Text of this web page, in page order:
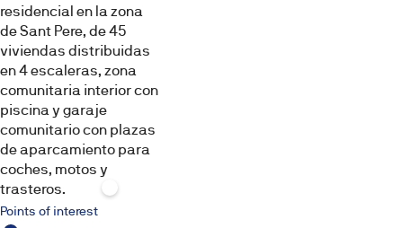
residencial en la zona
de Sant Pere, de 45
viviendas distribuidas
en 4 escaleras, zona
comunitaria interior con
piscina y garaje
comunitario con plazas
de aparcamiento para
coches, motos y
trasteros.
Points of interest